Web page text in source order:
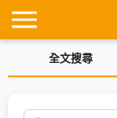
全文搜尋